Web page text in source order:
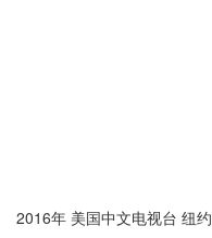
2016年 美国中文电视台 纽